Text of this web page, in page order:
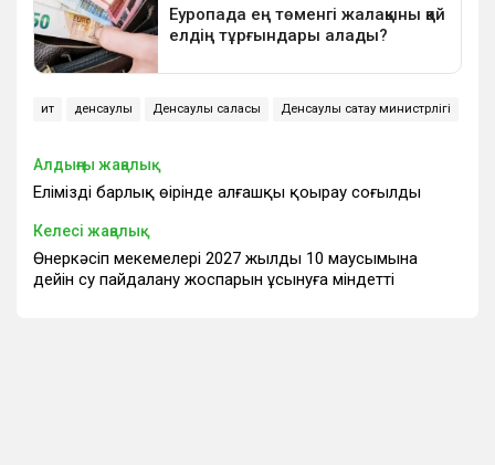
ит денсаулық Денсаулық саласы Денсаулық сақтау министрлігі
Алдыңғы жаңалық
Еліміздің барлық өңірінде алғашқы қоңырау соғылды
Келесі жаңалық
Өнеркәсіп мекемелері 2027 жылдың 10 маусымына
дейін су пайдалану жоспарын ұсынуға міндетті